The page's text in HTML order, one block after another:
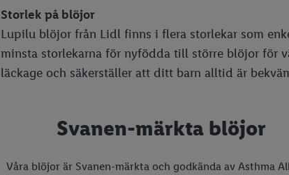
Storlek på blöjor
Lupilu blöjor från Lidl finns i flera storlekar som
minsta storlekarna för nyfödda till större blöjor för
läckage och säkerställer att ditt barn alltid är
Svanen-märkta blöjor
Våra blöjor är Svanen-märkta och godkända av Asthma